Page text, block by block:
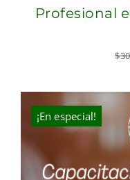
Profesional
$
¡En especial!